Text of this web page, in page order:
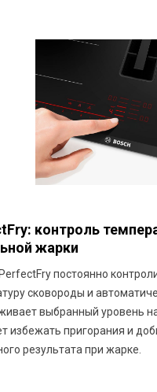
контроль
жарки
постоянно
сковороды и
выбранный уровень
избежать пригорания и
результата при жарке.